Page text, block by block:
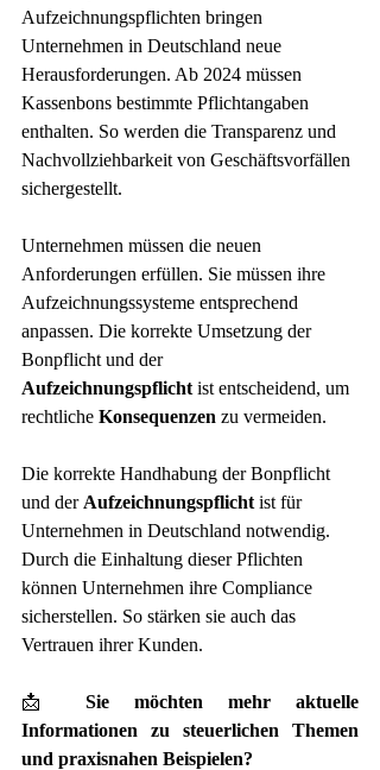
Aufzeichnungspflichten bringen
Unternehmen in Deutschland neue
Herausforderungen. Ab 2024 müssen
Kassenbons bestimmte Pflichtangaben
enthalten. So werden die Transparenz und
Nachvollziehbarkeit von Geschäftsvorfällen
sichergestellt.
Unternehmen müssen die neuen
Anforderungen erfüllen. Sie müssen ihre
Aufzeichnungssysteme entsprechend
anpassen. Die korrekte Umsetzung der
Bonpflicht und der
Aufzeichnungspflicht ist entscheidend, um
rechtliche Konsequenzen zu vermeiden.
Die korrekte Handhabung der Bonpflicht
und der Aufzeichnungspflicht ist für
Unternehmen in Deutschland notwendig.
Durch die Einhaltung dieser Pflichten
können Unternehmen ihre Compliance
sicherstellen. So stärken sie auch das
Vertrauen ihrer Kunden.
📩 Sie möchten mehr aktuelle
Informationen zu steuerlichen Themen
und praxisnahen Beispielen?